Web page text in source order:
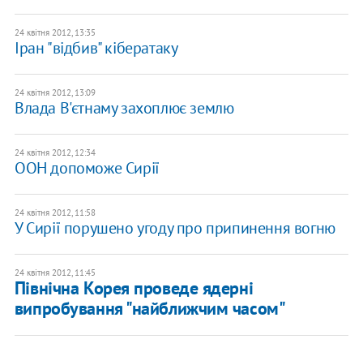
24 квітня 2012, 13:35
Іран "відбив" кібератаку
24 квітня 2012, 13:09
Влада В'єтнаму захоплює землю
24 квітня 2012, 12:34
ООН допоможе Сирії
24 квітня 2012, 11:58
У Сирії порушено угоду про припинення вогню
24 квітня 2012, 11:45
Північна Корея проведе ядерні
випробування "найближчим часом"